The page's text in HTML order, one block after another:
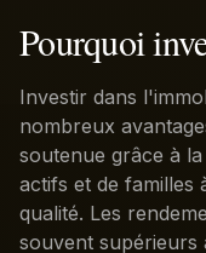
Pourquoi
Investir dans
nombreux
soutenue grâce à
actifs et de familles
qualité. Les
souvent supérieurs